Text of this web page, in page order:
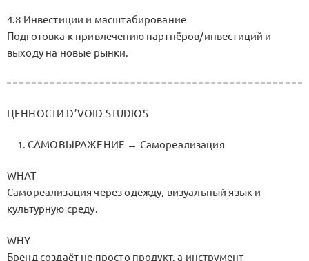
4.8 Инвестиции и масштабирование
Подготовка к привлечению партнёров/инвестиций и
выходу на новые рынки.
ЦЕННОСТИ D’VOID STUDIOS
САМОВЫРАЖЕНИЕ → Самореализация
WHAT
Самореализация через одежду, визуальный язык и
культурную среду.
WHY
Бренд создаёт не просто продукт, а инструмент